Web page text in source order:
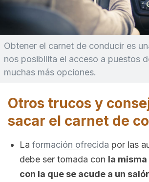
Obtener el carnet de conducir es
nos posibilita el acceso a puestos
muchas más opciones.
Otros trucos y
sacar el carnet de
La formación ofrecida por las
debe ser tomada con la
con la que se acude a un